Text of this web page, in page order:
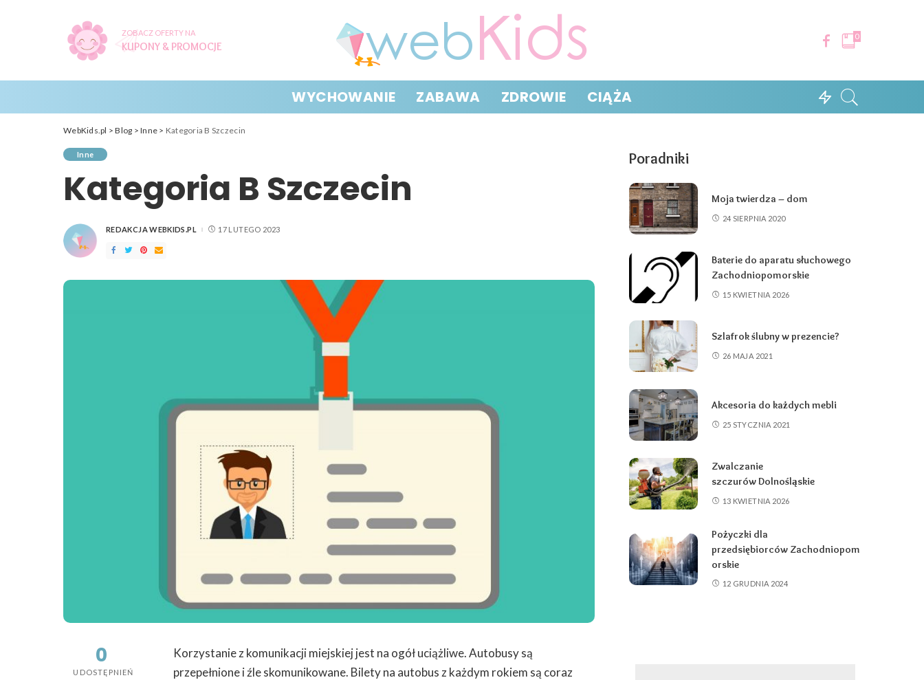
ZOBACZ OFERTY NA
KUPONY & PROMOCJE
0
WYCHOWANIE ZABAWA ZDROWIE CIĄŻA
WebKids.pl >Blog >Inne > Kategoria B Szczecin
Inne
Kategoria B Szczecin
POSTED
REDAKCJA WEBKIDS.PL 17 LUTEGO 2023
0
UDOSTĘPNIEŃ
Korzystanie z komunikacji miejskiej jest na ogół uciążliwe. Autobusy są
przepełnione i źle skomunikowane. Bilety na autobus z każdym rokiem są coraz
Poradniki
Moja twierdza – dom
24 SIERPNIA 2020
Baterie do aparatu słuchowego
Zachodniopomorskie
15 KWIETNIA 2026
Szlafrok ślubny w prezencie?
26 MAJA 2021
Akcesoria do każdych mebli
25 STYCZNIA 2021
Zwalczanie
szczurów Dolnośląskie
13 KWIETNIA 2026
Pożyczki dla
przedsiębiorców Zachodniopom
orskie
12 GRUDNIA 2024